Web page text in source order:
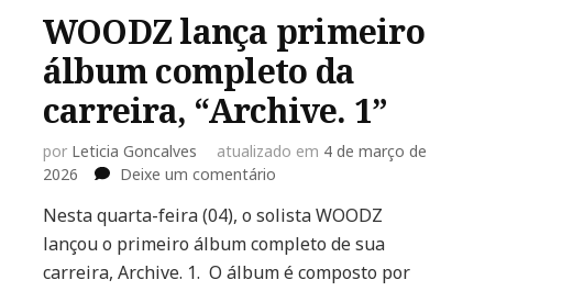
WOODZ lança primeiro
álbum completo da
carreira, “Archive. 1”
por Leticia Goncalves atualizado em 4 de março de
2026
Deixe um comentárioem
lança
primeiro
álbum
Nesta quarta-feira (04), o solista WOODZ
lançou o primeiro álbum completo de sua
carreira, Archive. 1. O álbum é composto por